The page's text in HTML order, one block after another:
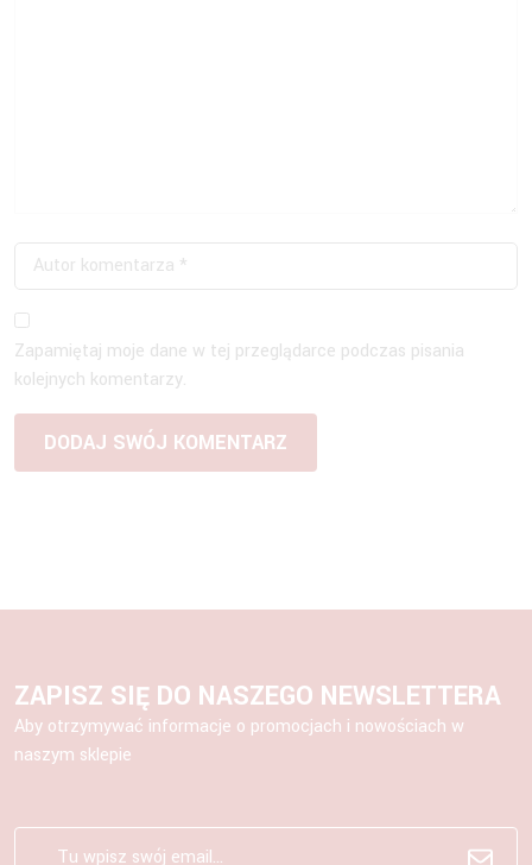
Zapamiętaj moje dane w tej przeglądarce podczas pisania
kolejnych komentarzy.
ZAPISZ SIĘ DO NASZEGO NEWSLETTERA
Aby otrzymywać informacje o promocjach i nowościach w
naszym sklepie